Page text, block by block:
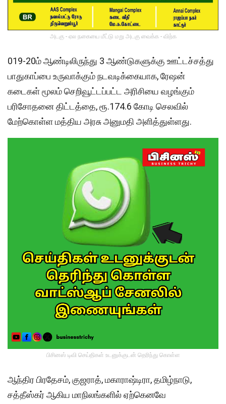
அடகு - ஏல நகையை மீட்டு மறு அடகு வைக்க - விற்க
019-20ம் ஆண்டிலிருந்து 3 ஆண்டுகளுக்கு ஊட்டச்சத்து
பாதுகாப்பை உருவாக்கும் நடவடிக்கையாக, ரேஷன்
கடைகள் மூலம் செறிவூட்டப்பட்ட அரிசியை வழங்கும்
பரிசோதனை திட்டத்தை, ரூ.174.6 கோடி செலவில்
மேற்கொள்ள மத்திய அரசு அனுமதி அளித்துள்ளது.
பிசினஸ் டிவி செய்திகள் உடனுக்குடன் தெரிந்து கொள்ள
ஆந்திர பிரதேசம், குஜராத், மகாராஷ்டிரா, தமிழ்நாடு,
சத்தீஸ்கர் ஆகிய மாநிலங்களில் ஏற்கெனவே